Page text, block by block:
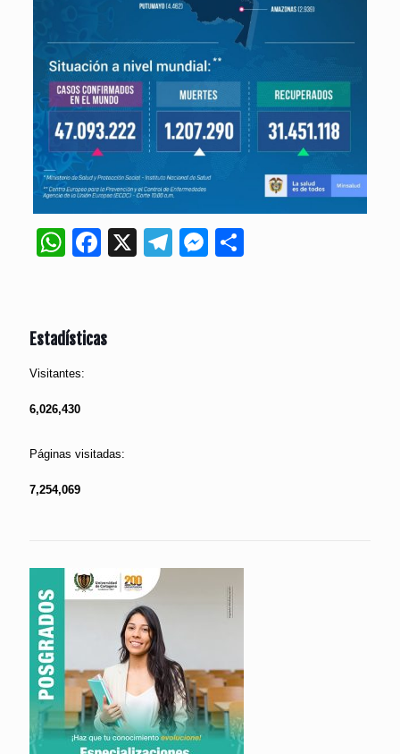
WhatsApp
Facebook
X Telegram
Messenger
Estadísticas
Visitantes:
6,026,430
Páginas visitadas:
7,254,069